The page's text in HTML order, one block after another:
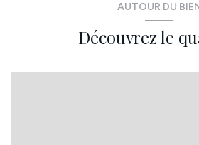
AUTOUR DU
Découvrez le